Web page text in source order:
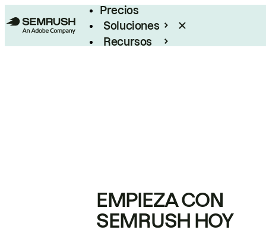
Precios
Soluciones
Recursos
EMPIEZA CON
SEMRUSH HOY